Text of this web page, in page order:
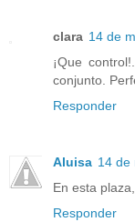
clara 14 de
¡Que
conjunto.
Responder
Aluisa 14 de
En esta
Responder